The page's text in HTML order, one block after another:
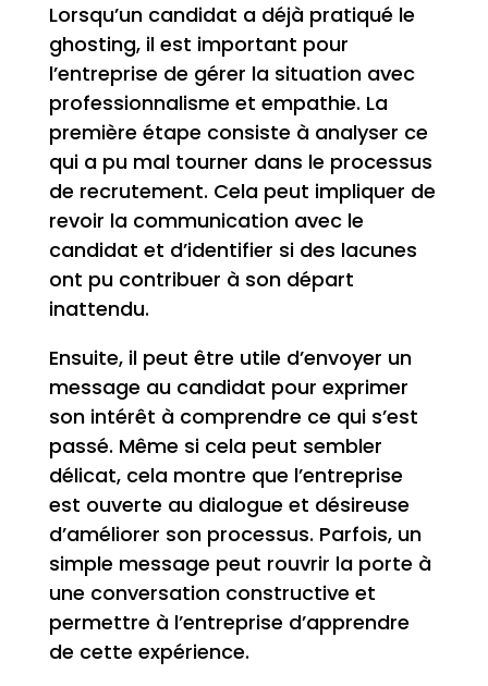
Lorsqu’un candidat a déjà pratiqué le
ghosting, il est important pour
l’entreprise de gérer la situation avec
professionnalisme et empathie. La
première étape consiste à analyser ce
qui a pu mal tourner dans le processus
de recrutement. Cela peut impliquer de
revoir la communication avec le
candidat et d’identifier si des lacunes
ont pu contribuer à son départ
inattendu.
Ensuite, il peut être utile d’envoyer un
message au candidat pour exprimer
son intérêt à comprendre ce qui s’est
passé. Même si cela peut sembler
délicat, cela montre que l’entreprise
est ouverte au dialogue et désireuse
d’améliorer son processus. Parfois, un
simple message peut rouvrir la porte à
une conversation constructive et
permettre à l’entreprise d’apprendre
de cette expérience.